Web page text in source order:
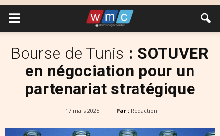
Bourse de Tunis : SOTUVER
en négociation pour un
partenariat stratégique
17 mars 2025 Par : Redaction